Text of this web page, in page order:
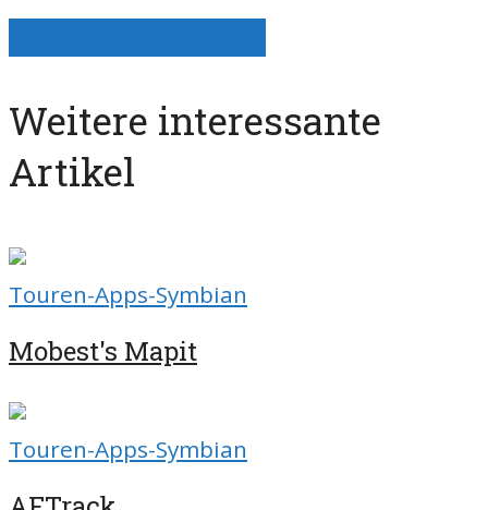
Weitere interessante
Artikel
Touren-Apps-Symbian
Mobest's Mapit
Touren-Apps-Symbian